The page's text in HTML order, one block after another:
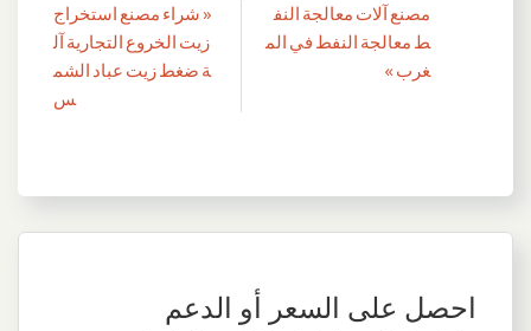
تصفّح
المقالات
« شراء مصنع استخراج
زيت الخروع التجارية آل
ة ضغط زيت عباد الشم
س
مصنع آلات معالجة النف
ط معالجة النفط في الم
غرب »
احصل على السعر أو الدعم